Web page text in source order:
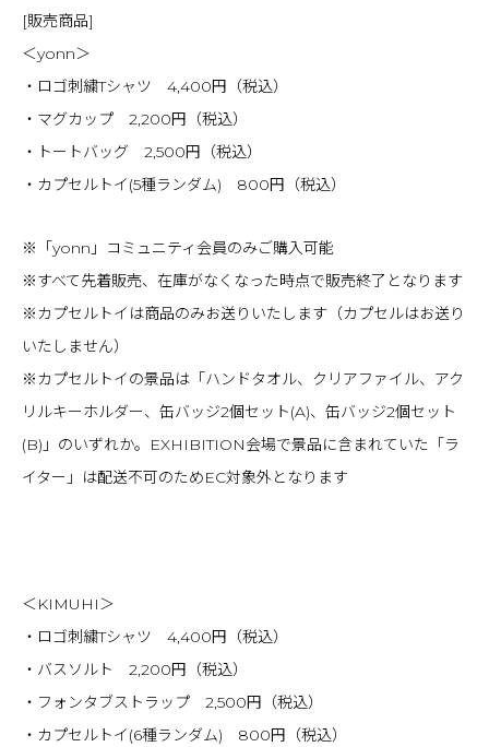
[販売商品]
＜yonn＞
・ロゴ刺繍Tシャツ 4,400円（税込）
・マグカップ 2,200円（税込）
・トートバッグ 2,500円（税込）
・カプセルトイ(5種ランダム) 800円（税込）
※「yonn」コミュニティ会員のみご購入可能
※すべて先着販売、在庫がなくなった時点で販売終了となります
※カプセルトイは商品のみお送りいたします（カプセルはお送り
いたしません）
※カプセルトイの景品は「ハンドタオル、クリアファイル、アク
リルキーホルダー、缶バッジ2個セット(A)、缶バッジ2個セット
(B)」のいずれか。EXHIBITION会場で景品に含まれていた「ラ
イター」は配送不可のためEC対象外となります
＜KIMUHI＞
・ロゴ刺繍Tシャツ 4,400円（税込）
・バスソルト 2,200円（税込）
・フォンタブストラップ 2,500円（税込）
・カプセルトイ(6種ランダム) 800円（税込）